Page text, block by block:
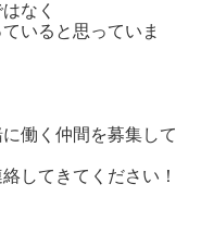
なく
いると思っていま
働く仲間を募集して
してきてください！